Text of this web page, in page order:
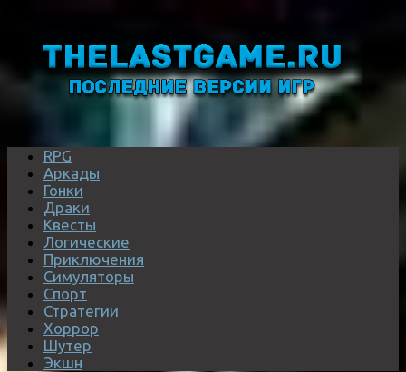
RPG
Аркады
Гонки
Драки
Квесты
Логические
Приключения
Симуляторы
Спорт
Стратегии
Хоррор
Шутер
Экшн